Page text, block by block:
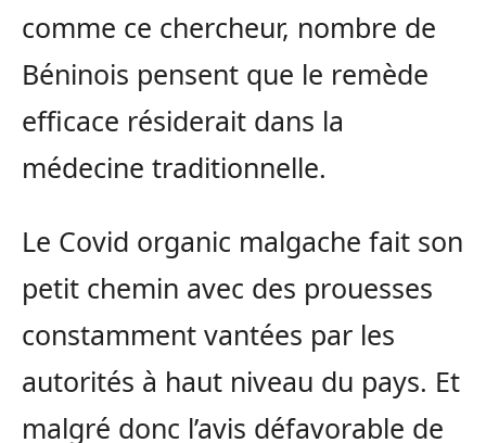
comme ce chercheur, nombre de
Béninois pensent que le remède
efficace résiderait dans la
médecine traditionnelle.
Le Covid organic malgache fait son
petit chemin avec des prouesses
constamment vantées par les
autorités à haut niveau du pays. Et
malgré donc l’avis défavorable de